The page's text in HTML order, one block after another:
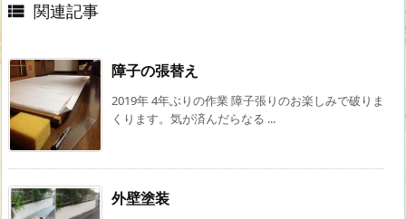
 関連記事
障子の張替え
2019年 4年ぶりの作業 障子張りのお楽しみで破りま
くります。気が済んだらなる ...
外壁塗装